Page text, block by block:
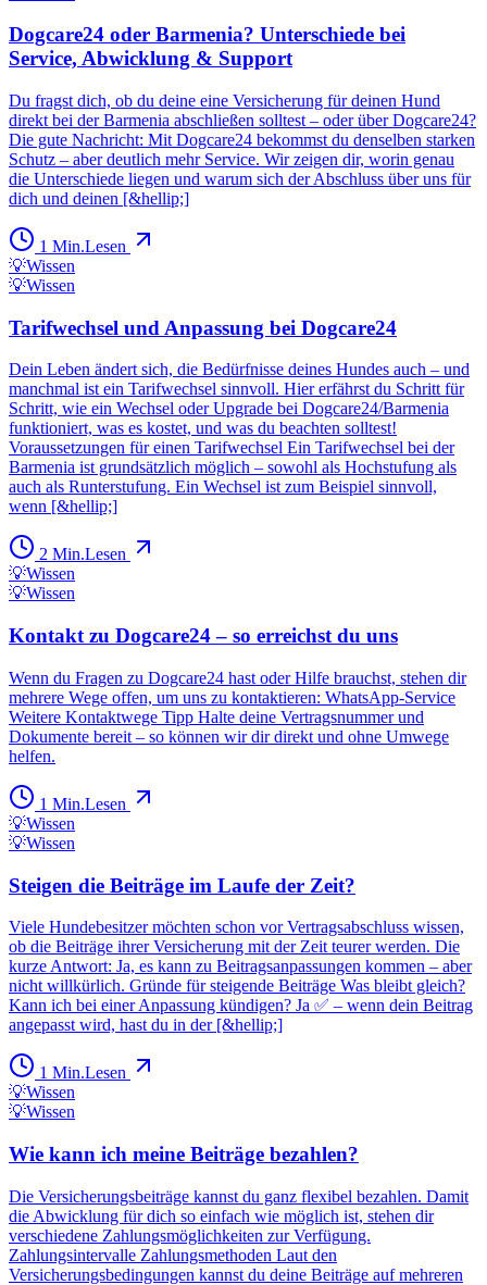
Dogcare24 oder Barmenia? Unterschiede bei
Service, Abwicklung & Support
Du fragst dich, ob du deine eine Versicherung für deinen Hund
direkt bei der Barmenia abschließen solltest – oder über Dogcare24?
Die gute Nachricht: Mit Dogcare24 bekommst du denselben starken
Schutz – aber deutlich mehr Service. Wir zeigen dir, worin genau
die Unterschiede liegen und warum sich der Abschluss über uns für
dich und deinen [&hellip;]
1 Min.Lesen
💡Wissen
💡Wissen
Tarifwechsel und Anpassung bei Dogcare24
Dein Leben ändert sich, die Bedürfnisse deines Hundes auch – und
manchmal ist ein Tarifwechsel sinnvoll. Hier erfährst du Schritt für
Schritt, wie ein Wechsel oder Upgrade bei Dogcare24/Barmenia
funktioniert, was es kostet, und was du beachten solltest!
Voraussetzungen für einen Tarifwechsel Ein Tarifwechsel bei der
Barmenia ist grundsätzlich möglich – sowohl als Hochstufung als
auch als Runterstufung. Ein Wechsel ist zum Beispiel sinnvoll,
wenn [&hellip;]
2 Min.Lesen
💡Wissen
💡Wissen
Kontakt zu Dogcare24 – so erreichst du uns
Wenn du Fragen zu Dogcare24 hast oder Hilfe brauchst, stehen dir
mehrere Wege offen, um uns zu kontaktieren: WhatsApp-Service
Weitere Kontaktwege Tipp Halte deine Vertragsnummer und
Dokumente bereit – so können wir dir direkt und ohne Umwege
helfen.
1 Min.Lesen
💡Wissen
💡Wissen
Steigen die Beiträge im Laufe der Zeit?
Viele Hundebesitzer möchten schon vor Vertragsabschluss wissen,
ob die Beiträge ihrer Versicherung mit der Zeit teurer werden. Die
kurze Antwort: Ja, es kann zu Beitragsanpassungen kommen – aber
nicht willkürlich. Gründe für steigende Beiträge Was bleibt gleich?
Kann ich bei einer Anpassung kündigen? Ja ✅ – wenn dein Beitrag
angepasst wird, hast du in der [&hellip;]
1 Min.Lesen
💡Wissen
💡Wissen
Wie kann ich meine Beiträge bezahlen?
Die Versicherungsbeiträge kannst du ganz flexibel bezahlen. Damit
die Abwicklung für dich so einfach wie möglich ist, stehen dir
verschiedene Zahlungsmöglichkeiten zur Verfügung.
Zahlungsintervalle Zahlungsmethoden Laut den
Versicherungsbedingungen kannst du deine Beiträge auf mehreren